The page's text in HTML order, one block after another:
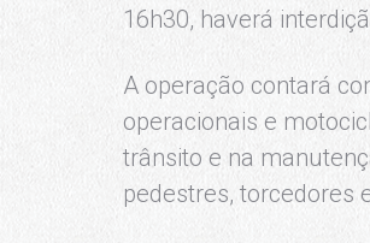
16h30, haverá
A operação contará
operacionais e
trânsito e na
pedestres, torcedores